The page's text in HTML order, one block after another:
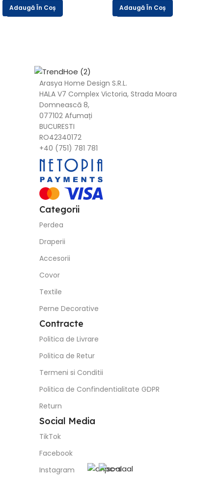
Adaugă În Coș Adaugă În Coș
Arasya Home Design S.R.L.
HALA V7 Complex Victoria, Strada Moara
Domnească 8,
077102 Afumați
BUCURESTI
RO42340172
+40 (751) 781 781
Categorii
Perdea
Draperii
Accesorii
Covor
Textile
Perne Decorative
Contracte
Politica de Livrare
Politica de Retur
Termeni si Conditii
Politica de Confindentialitate GDPR
Return
Social Media
TikTok
Facebook
Instagram